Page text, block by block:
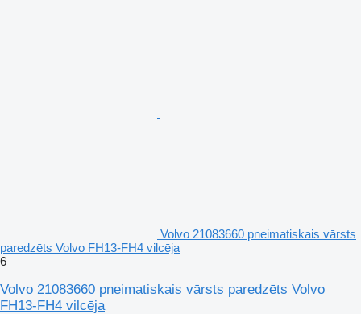
Volvo 21083660 pneimatiskais vārsts
paredzēts Volvo FH13-FH4 vilcēja
6
Volvo 21083660 pneimatiskais vārsts paredzēts Volvo
FH13-FH4 vilcēja